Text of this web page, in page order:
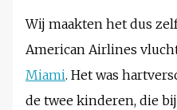
Wij maakten het dus
American Airlines
Miami. Het was
de twee kinderen, die